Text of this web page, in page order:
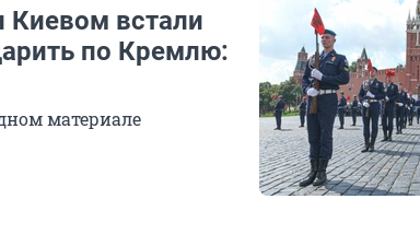
встали
по Кремлю:
материале